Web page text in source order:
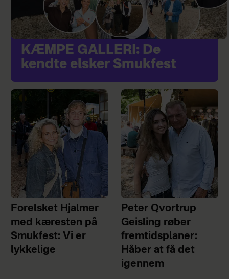
KÆMPE GALLERI: De
kendte elsker Smukfest
Forelsket Hjalmer
med kæresten på
Smukfest: Vi er
lykkelige
Peter Qvortrup
Geisling røber
fremtidsplaner:
Håber at få det
igennem